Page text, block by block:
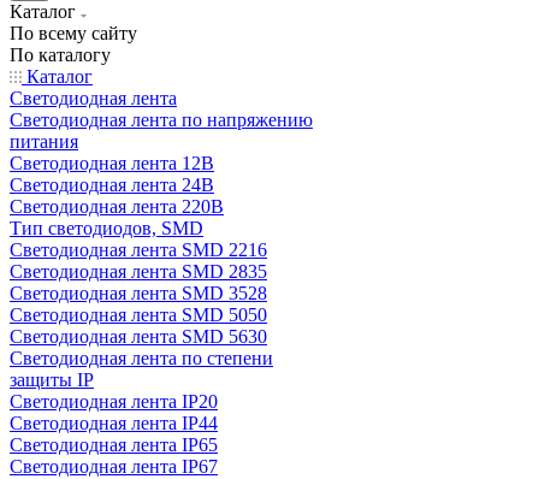
Каталог
По всему сайту
По каталогу
Каталог
Светодиодная лента
Светодиодная лента по напряжению
питания
Светодиодная лента 12В
Светодиодная лента 24В
Светодиодная лента 220В
Тип светодиодов, SMD
Cветодиодная лента SMD 2216
Светодиодная лента SMD 2835
Светодиодная лента SMD 3528
Светодиодная лента SMD 5050
Светодиодная лента SMD 5630
Светодиодная лента по степени
защиты IP
Светодиодная лента IP20
Светодиодная лента IP44
Светодиодная лента IP65
Светодиодная лента IP67